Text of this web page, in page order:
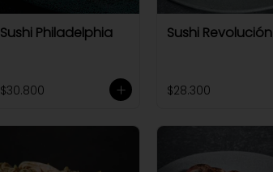
Sushi Philadelphia
$30.800
Sushi Revolución
$28.300